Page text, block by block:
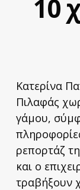
10
Κατερίνα
Πιλαφάς
γάμου,
ρεπορτάζ
και ο
τραβήξουν